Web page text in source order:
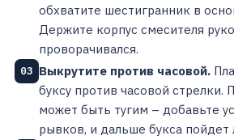
обхватите шестигранник в
Держите корпус смесителя
проворачивался.
03 Выкрутите против часовой.
буксу против часовой стрелки.
может быть тугим – добавьте
рывков, и дальше букса пойдет